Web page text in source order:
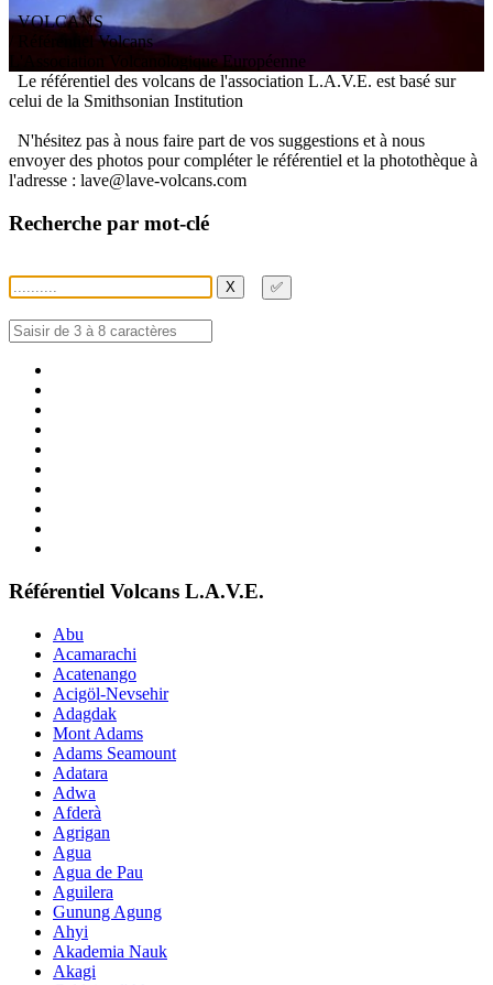
VOLCANS
/ Référentiel Volcans
ssociation V olcanologiqueEuropéenne
Le référentiel des volcans de l'association L.A.V.E. est basé sur
celui de la Smithsonian Institution
N'hésitez pas à nous faire part de vos suggestions et à nous
envoyer des photos pour compléter le référentiel et la photothèque à
l'adresse : lave@lave-volcans.com
Recherche par mot-clé
X ✅
Référentiel Volcans L.A.V.E.
Abu
Acamarachi
Acatenango
Acigöl-Nevsehir
Adagdak
Mont Adams
Adams Seamount
Adatara
Adwa
Afderà
Agrigan
Agua
Agua de Pau
Aguilera
Gunung Agung
Ahyi
Akademia Nauk
Akagi